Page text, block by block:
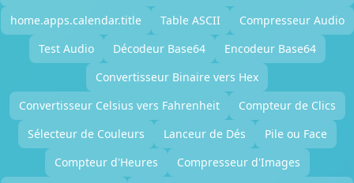
home.apps.calendar.title
Table ASCII
Compresseur Audio
Test Audio
Décodeur Base64
Encodeur Base64
Convertisseur Binaire vers Hex
Convertisseur Celsius vers Fahrenheit
Compteur de Clics
Sélecteur de Couleurs
Lanceur de Dés
Pile ou Face
Compteur d'Heures
Compresseur d'Images